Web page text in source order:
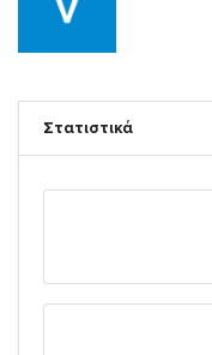
Στατιστικά